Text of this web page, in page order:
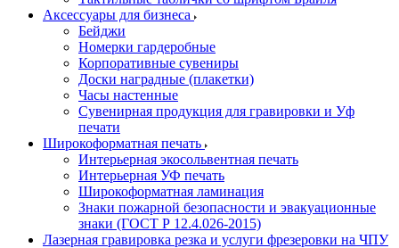
Аксессуары для бизнеса
Бейджи
Номерки гардеробные
Корпоративные сувениры
Доски наградные (плакетки)
Часы настенные
Сувенирная продукция для гравировки и Уф
печати
Широкоформатная печать
Интерьерная экосольвентная печать
Интерьерная УФ печать
Широкоформатная ламинация
Знаки пожарной безопасности и эвакуационные
знаки (ГОСТ Р 12.4.026-2015)
Лазерная гравировка резка и услуги фрезеровки на ЧПУ